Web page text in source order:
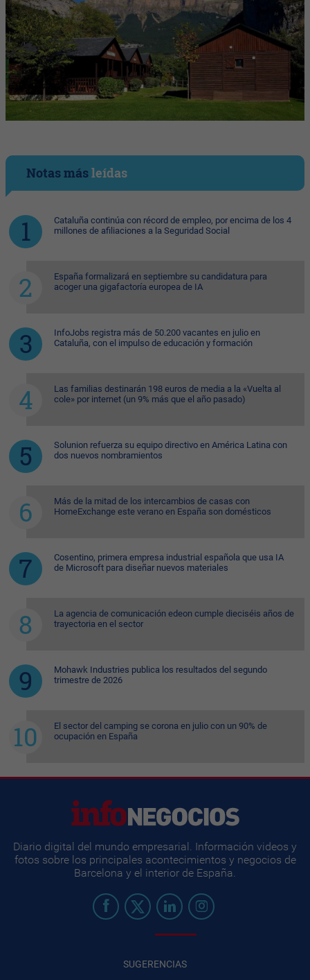
Notas másleídas
Cataluña continúa con récord de empleo, por encima de los 4
millones de afiliaciones a la Seguridad Social
España formalizará en septiembre su candidatura para
acoger una gigafactoría europea de IA
InfoJobs registra más de 50.200 vacantes en julio en
Cataluña, con el impulso de educación y formación
Las familias destinarán 198 euros de media a la «Vuelta al
cole» por internet (un 9% más que el año pasado)
Solunion refuerza su equipo directivo en América Latina con
dos nuevos nombramientos
Más de la mitad de los intercambios de casas con
HomeExchange este verano en España son domésticos
Cosentino, primera empresa industrial española que usa IA
de Microsoft para diseñar nuevos materiales
La agencia de comunicación edeon cumple dieciséis años de
trayectoria en el sector
Mohawk Industries publica los resultados del segundo
trimestre de 2026
El sector del camping se corona en julio con un 90% de
ocupación en España
Diario digital del mundo empresarial. Información videos y
fotos sobre los principales acontecimientos y negocios de
Barcelona y el interior de España.
SUGERENCIAS